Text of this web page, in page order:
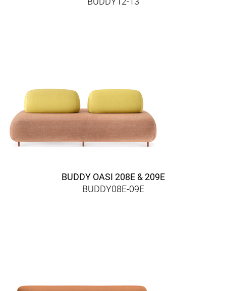
BUDDY OASI 208E & 209E
BUDDY08E-09E